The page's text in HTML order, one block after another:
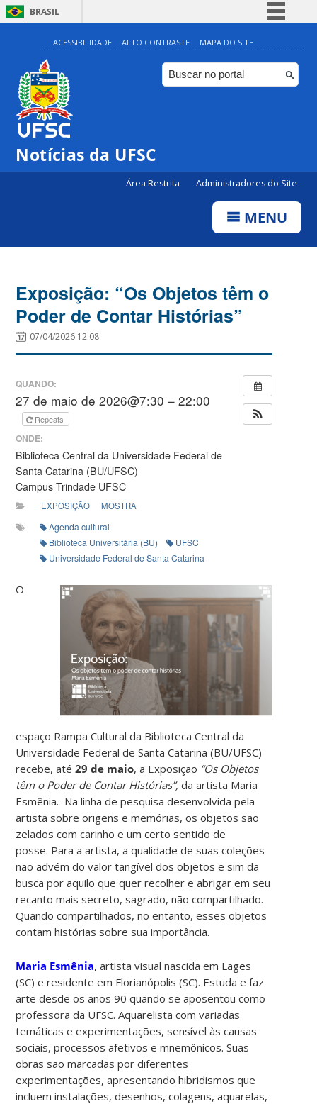
BRASIL
Simplifique!
Comunica BR
Participe
ACESSIBILIDADE ALTO CONTRASTE MAPA DO SITE
Notícias da UFSC
Área Restrita Administradores do Site
MENU
Exposição: “Os Objetos têm o
Poder de Contar Histórias”
07/04/2026 12:08
QUANDO:
27 de maio de 2026@7:30 – 22:00
Repeats
ONDE:
Biblioteca Central da Universidade Federal de
Santa Catarina (BU/UFSC)
Campus Trindade UFSC
EXPOSIÇÃO MOSTRA
Agenda cultural
Biblioteca Universitária (BU)
UFSC
Universidade Federal de Santa Catarina
O
espaço Rampa Cultural da Biblioteca Central da
Universidade Federal de Santa Catarina (BU/UFSC)
recebe, até29 de maio, a Exposição “Os Objetos
têm o Poder de Contar Histórias”, da artista Maria
Esmênia. Na linha de pesquisa desenvolvida pela
artista sobre origens e memórias, os objetos são
zelados com carinho e um certo sentido de
posse. Para a artista, a qualidade de suas coleções
não advém do valor tangível dos objetos e sim da
busca por aquilo que quer recolher e abrigar em seu
recanto mais secreto, sagrado, não compartilhado.
Quando compartilhados, no entanto, esses objetos
contam histórias sobre sua importância.
Maria Esmênia, artista visual nascida em Lages
(SC) e residente em Florianópolis (SC). Estuda e faz
arte desde os anos 90 quando se aposentou como
professora da UFSC. Aquarelista com variadas
temáticas e experimentações, sensível às causas
sociais, processos afetivos e mnemônicos. Suas
obras são marcadas por diferentes
experimentações, apresentando hibridismos que
incluem instalações, desenhos, colagens, aquarelas,